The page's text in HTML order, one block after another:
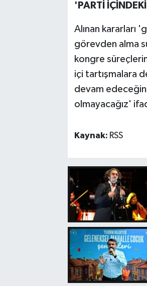
'PARTİ
Alınan kararları
görevden alma
kongre
içi tartışmalara
devam
olmayacağız'
Kaynak: RSS